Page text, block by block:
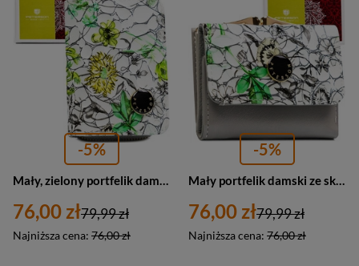
-5%
Mały, zielony portfelik damski ze skóry naturalnej z systemem RFID - Peterson
76,00 zł
Najniższa cena: 76,00 zł
79,99 zł
-5%
Mały portfelik damski ze skóry naturalnej w zielonym kolorze - Peterson
76,00 zł
Najniższa cena: 76,00 zł
79,99 zł